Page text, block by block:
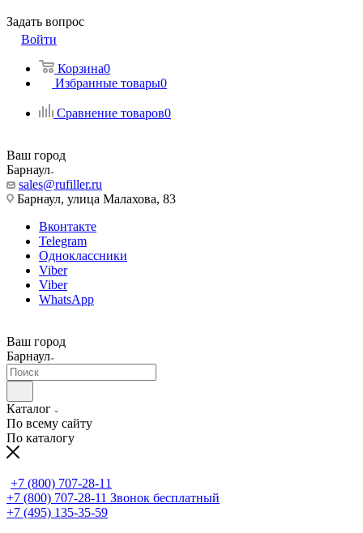
Задать вопрос
Войти
Корзина0
Избранные товары0
Сравнение товаров0
Ваш город
Барнаул
sales@rufiller.ru
Барнаул, улица Малахова, 83
Вконтакте
Telegram
Одноклассники
Viber
Viber
WhatsApp
Ваш город
Барнаул
Каталог
По всему сайту
По каталогу
+7 (800) 707-28-11
+7 (800) 707-28-11 Звонок бесплатный
+7 (495) 135-35-59